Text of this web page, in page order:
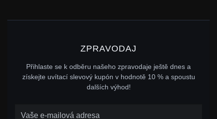
ZPRAVODAJ
Přihlaste se k odběru našeho zpravodaje ještě dnes a
získejte uvítací slevový kupón v hodnotě 10 % a spoustu
dalších výhod!